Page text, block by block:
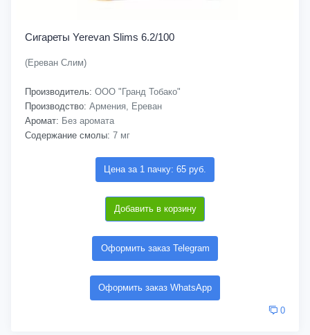
Сигареты Yerevan Slims 6.2/100
(Ереван Слим)
Производитель: ООО "Гранд Тобако"
Производство: Армения, Ереван
Аромат: Без аромата
Содержание смолы: 7 мг
Цена за 1 пачку: 65 руб.
Добавить в корзину
Оформить заказ Telegram
Оформить заказ WhatsApp
0